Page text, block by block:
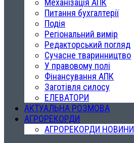
Механізація АПК
Питання бухгалтерії
Подія
Регіональний вимір
Редакторський погляд
Сучасне тваринництво
У правовому полі
Фінансування АПК
Заготівля силосу
ЕЛЕВАТОРИ
АКТУАЛЬНА РОЗМОВА
АГРОРЕКОРДИ
АГРОРЕКОРДИ НОВИНИ